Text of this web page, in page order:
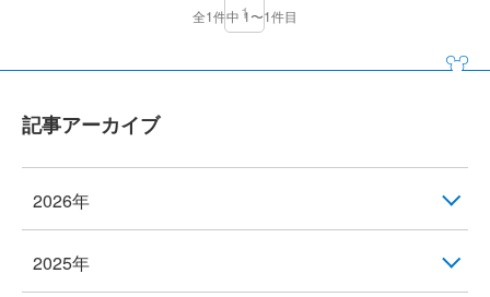
1
全1件中 1〜1件目
記事アーカイブ
2026年
2025年